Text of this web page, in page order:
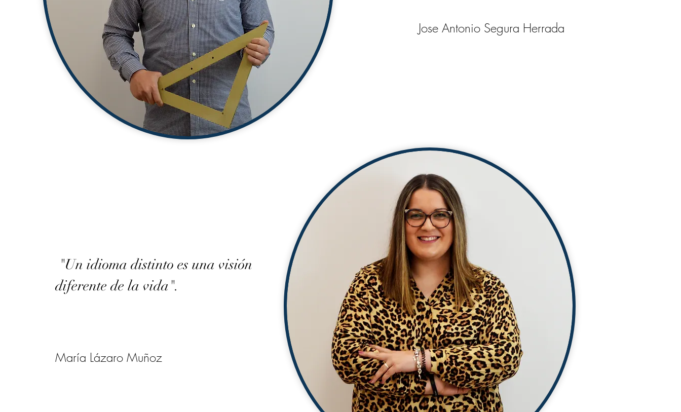
Jose Antonio Segura Herrada
"Un idioma distinto es una visión
diferente de la vida".
María Lázaro Muñoz